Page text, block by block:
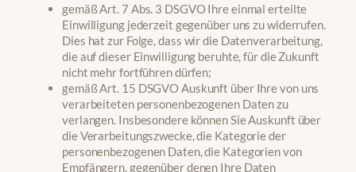
gemäß Art. 7 Abs. 3 DSGVO Ihre einmal erteilte
Einwilligung jederzeit gegenüber uns zu widerrufen.
Dies hat zur Folge, dass wir die Datenverarbeitung,
die auf dieser Einwilligung beruhte, für die Zukunft
nicht mehr fortführen dürfen;
gemäß Art. 15 DSGVO Auskunft über Ihre von uns
verarbeiteten personenbezogenen Daten zu
verlangen. Insbesondere können Sie Auskunft über
die Verarbeitungszwecke, die Kategorie der
personenbezogenen Daten, die Kategorien von
Empfängern, gegenüber denen Ihre Daten